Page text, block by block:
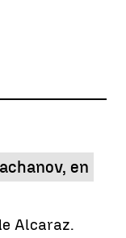
en
Alcaraz.